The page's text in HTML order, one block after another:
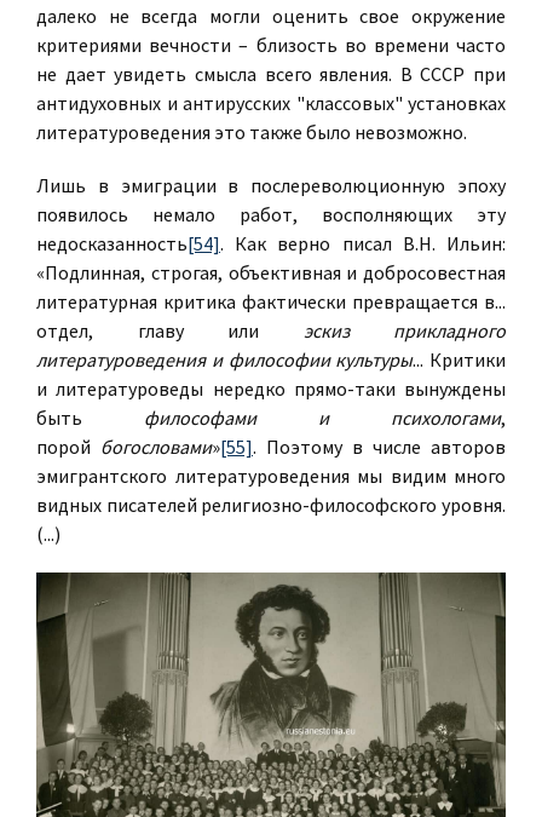
далеко не всегда могли оценить свое окружение
критериями вечности – близость во времени часто
не дает увидеть смысла всего явления. В СССР при
антидуховных и антирусских "классовых" установках
литературоведения это также было невозможно.
Лишь в эмиграции в послереволюционную эпоху
появилось немало работ, восполняющих эту
недосказанность[54]. Как верно писал В.Н. Ильин:
«Подлинная, строгая, объективная и добросовестная
литературная критика фактически превращается в...
отдел, главу или эскиз прикладного
литературоведения и философии культуры... Критики
и литературоведы нередко прямо-таки вынуждены
быть философами и психологами,
порой богословами»[55]. Поэтому в числе авторов
эмигрантского литературоведения мы видим много
видных писателей религиозно-философского уровня.
(...)